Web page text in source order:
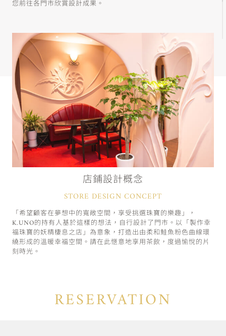
您前往各門市欣賞設計成果。
店鋪設計概念
STORE DESIGN CONCEPT
「希望顧客在夢想中的寬敞空間，享受挑選珠寶的樂趣」，
K.UNO的持有人基於這樣的想法，自行設計了門市。以「製作幸
福珠寶的妖精棲息之店」為意象，打造出由柔和鮭魚粉色曲線環
繞形成的溫暖幸福空間。請在此愜意地享用茶飲，度過愉悅的片
刻時光。
RESERVATION